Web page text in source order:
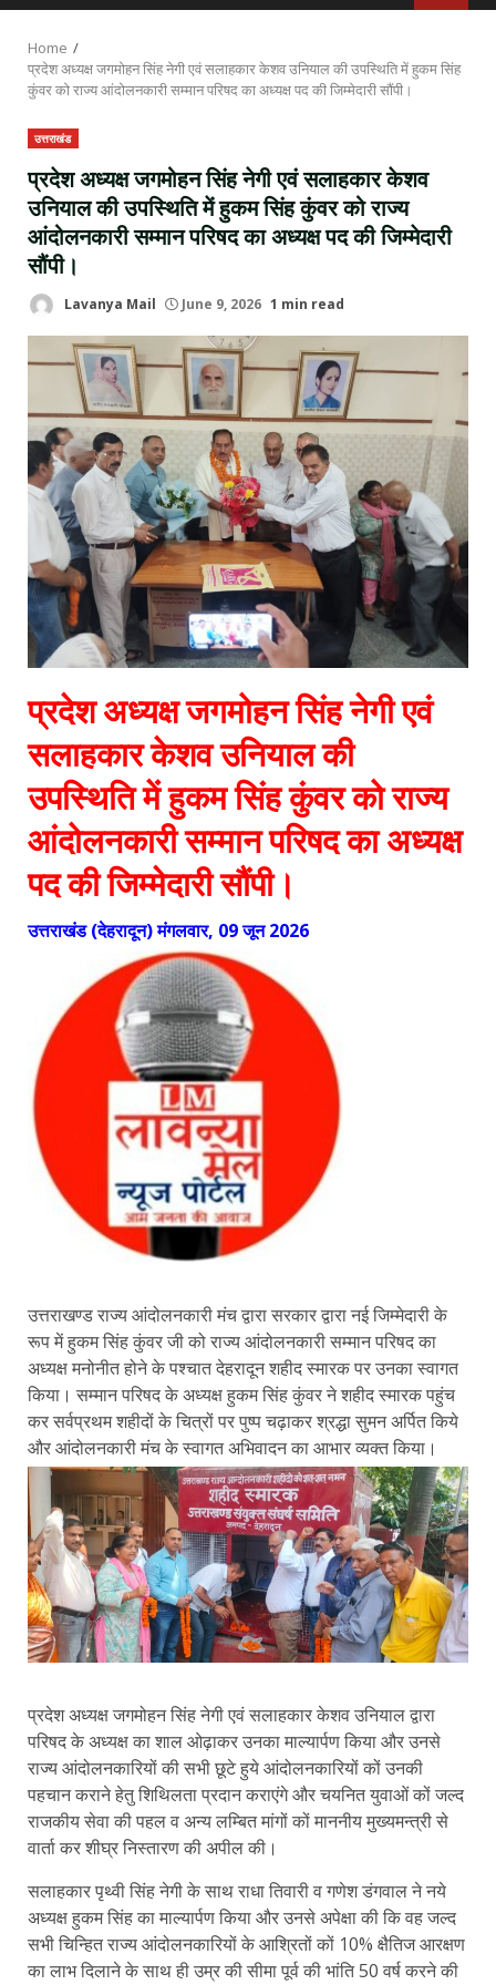
Home
प्रदेश अध्यक्ष जगमोहन सिंह नेगी एवं सलाहकार केशव उनियाल की उपस्थिति में हुकम सिंह
कुंवर को राज्य आंदोलनकारी सम्मान परिषद का अध्यक्ष पद की जिम्मेदारी सौंपी।
उत्तराखंड
प्रदेश अध्यक्ष जगमोहन सिंह नेगी एवं सलाहकार केशव
उनियाल की उपस्थिति में हुकम सिंह कुंवर को राज्य
आंदोलनकारी सम्मान परिषद का अध्यक्ष पद की जिम्मेदारी
सौंपी।
Lavanya Mail June 9, 2026 1 min read
प्रदेश अध्यक्ष जगमोहन सिंह नेगी एवं
सलाहकार केशव उनियाल की
उपस्थिति में हुकम सिंह कुंवर को राज्य
आंदोलनकारी सम्मान परिषद का अध्यक्ष
पद की जिम्मेदारी सौंपी।
उत्तराखंड (देहरादून) मंगलवार, 09 जून 2026
उत्तराखण्ड राज्य आंदोलनकारी मंच द्वारा सरकार द्वारा नई जिम्मेदारी के
रूप में हुकम सिंह कुंवर जी को राज्य आंदोलनकारी सम्मान परिषद का
अध्यक्ष मनोनीत होने के पश्चात देहरादून शहीद स्मारक पर उनका स्वागत
किया। सम्मान परिषद के अध्यक्ष हुकम सिंह कुंवर ने शहीद स्मारक पहुंच
कर सर्वप्रथम शहीदों के चित्रों पर पुष्प चढ़ाकर श्रद्धा सुमन अर्पित किये
और आंदोलनकारी मंच के स्वागत अभिवादन का आभार व्यक्त किया।
प्रदेश अध्यक्ष जगमोहन सिंह नेगी एवं सलाहकार केशव उनियाल द्वारा
परिषद के अध्यक्ष का शाल ओढ़ाकर उनका माल्यार्पण किया और उनसे
राज्य आंदोलनकारियों की सभी छूटे हुये आंदोलनकारियों कों उनकी
पहचान कराने हेतु शिथिलता प्रदान कराएंगे और चयनित युवाओं कों जल्द
राजकीय सेवा की पहल व अन्य लम्बित मांगों कों माननीय मुख्यमन्त्री से
वार्ता कर शीघ्र निस्तारण की अपील की।
सलाहकार पृथ्वी सिंह नेगी के साथ राधा तिवारी व गणेश डंगवाल ने नये
अध्यक्ष हुकम सिंह का माल्यार्पण किया और उनसे अपेक्षा की कि वह जल्द
सभी चिन्हित राज्य आंदोलनकारियों के आश्रितों कों 10% क्षैतिज आरक्षण
का लाभ दिलाने के साथ ही उम्र की सीमा पूर्व की भांति 50 वर्ष करने की